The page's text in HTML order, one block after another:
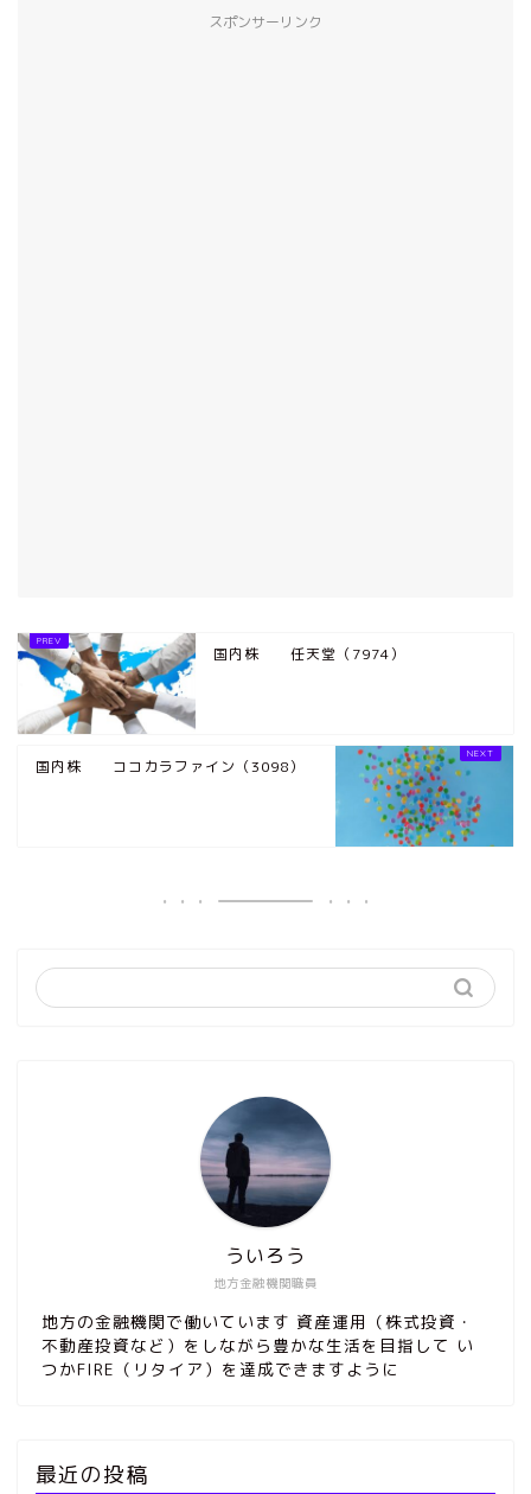
スポンサーリンク
国内株 任天堂（7974）
国内株 ココカラファイン（3098）
地方金融機関職員
ういろう
地方の金融機関で働いています 資産運用（株式投資・
不動産投資など）をしながら豊かな生活を目指して い
つかFIRE（リタイア）を達成できますように
最近の投稿